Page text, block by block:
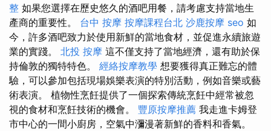
整 如果您選擇在歷史悠久的酒吧用餐，請考慮支持當地生
產商的重要性。 台中 按摩 按摩課程台北 沙鹿按摩 seo 如
今，許多酒吧致力於使用新鮮的當地食材，並促進永續旅遊
業的實踐。 北投 按摩 這不僅支持了當地經濟，還有助於保
持倫敦的獨特特色。 經絡按摩教學 想要獲得真正難忘的體
驗，可以參加包括現場娛樂表演的特別活動，例如音樂或藝
術表演。 植物性烹飪提供了一個探索傳統烹飪中經常被忽
視的食材和烹飪技術的機會。 豐原按摩推薦 我走進卡姆登
市中心的一間小廚房，空氣中瀰漫著新鮮的香料和香氣。